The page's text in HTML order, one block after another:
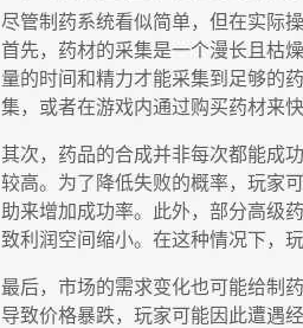
尽管制药系统看似简单，但在实际
首先，药材的采集是一个漫长且枯
量的时间和精力才能采集到足够的
集，或者在游戏内通过购买药材来快
其次，药品的合成并非每次都能成
较高。为了降低失败的概率，玩家
助来增加成功率。此外，部分高级
致利润空间缩小。在这种情况下，
最后，市场的需求变化也可能给制
导致价格暴跌，玩家可能因此遭遇